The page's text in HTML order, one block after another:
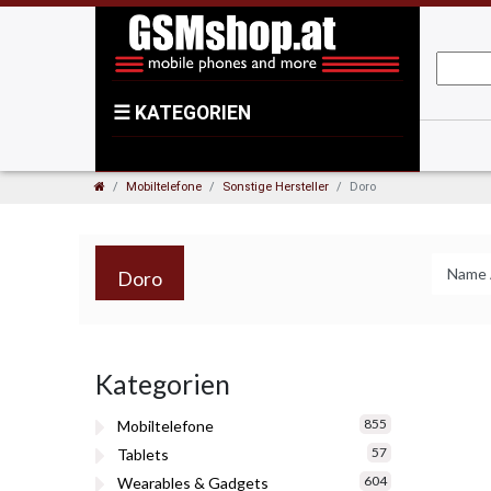
☰ KATEGORIEN
Mobiltelefone Sonstige Hersteller Doro
Doro
Kategorien
Mobiltelefone 855
Tablets 57
Wearables & Gadgets 604